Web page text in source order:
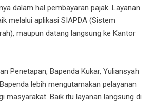
dalam hal pembayaran pajak. Layanan
melalui aplikasi SIAPDA (Sistem
maupun datang langsung ke Kantor
Penetapan, Bapenda Kukar, Yuliansyah
lebih mengutamakan pelayanan
masyarakat. Baik itu layanan langsung di